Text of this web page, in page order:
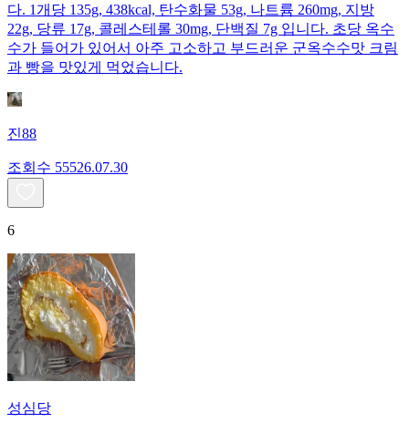
다. 1개당 135g, 438kcal, 탄수화물 53g, 나트륨 260mg, 지방
22g, 당류 17g, 콜레스테롤 30mg, 단백질 7g 입니다. 초당 옥수
수가 들어가 있어서 아주 고소하고 부드러운 군옥수수맛 크림
과 빵을 맛있게 먹었습니다.
진88
조회수 55526.07.30
6
성심당